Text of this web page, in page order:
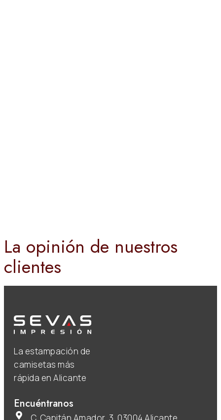
La opinión de nuestros
clientes
La estampación de
camisetas más
rápida en Alicante
Encuéntranos